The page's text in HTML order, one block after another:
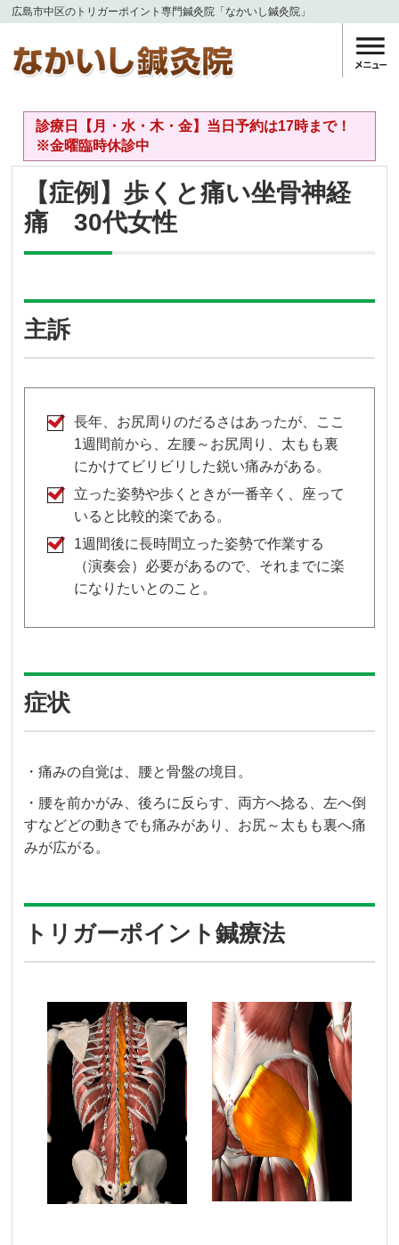
広島市中区のトリガーポイント専門鍼灸院「なかいし鍼灸院」
診療日【月・水・木・金】当日予約は17時まで！
※金曜臨時休診中
【症例】歩くと痛い坐骨神経
痛 30代女性
主訴
長年、お尻周りのだるさはあったが、ここ
1週間前から、左腰～お尻周り、太もも裏
にかけてビリビリした鋭い痛みがある。
立った姿勢や歩くときが一番辛く、座って
いると比較的楽である。
1週間後に長時間立った姿勢で作業する
（演奏会）必要があるので、それまでに楽
になりたいとのこと。
症状
・痛みの自覚は、腰と骨盤の境目。
・腰を前かがみ、後ろに反らす、両方へ捻る、左へ倒
すなどどの動きでも痛みがあり、お尻～太もも裏へ痛
みが広がる。
トリガーポイント鍼療法